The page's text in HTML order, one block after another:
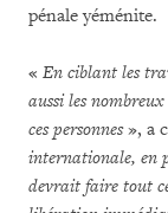
pénale yéménite.
« En ciblant les
aussi les
ces personnes», a
internationale, en
devrait faire tout